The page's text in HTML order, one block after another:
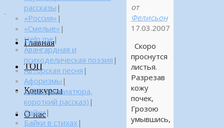
Главная
ТОП
Конкурсы
О нас
от
Фелисьон
17.03.2007
Скоро
проснутся
листья.
Разрезав
кожу
почек,
Грозою
умывшись,
рассказы |
«Россия» |
«Смелые» |
Help me|
Авангардная и
психоделическая поэзия |
Авторская песня |
Афоризмы |
Байка (миниатюра,
короткий рассказ) |
Байки|
Байки в стихах |